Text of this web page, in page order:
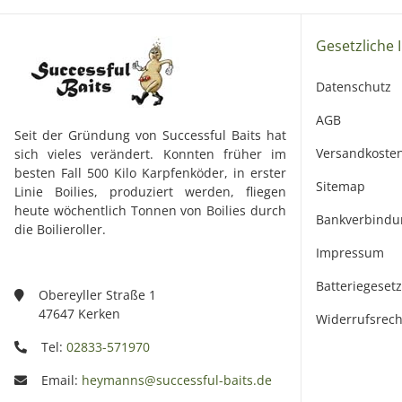
Seit der Gründung von Successful Baits hat
sich vieles verändert. Konnten früher im
besten Fall 500 Kilo Karpfenköder, in erster
Linie Boilies, produziert werden, fliegen
heute wöchentlich Tonnen von Boilies durch
die Boilieroller.
Obereyller Straße 1
47647 Kerken
Tel: 02833-571970
Email: heymanns@successful-baits.de
Gesetzliche
Datenschutz
AGB
Sitemap
Impressum